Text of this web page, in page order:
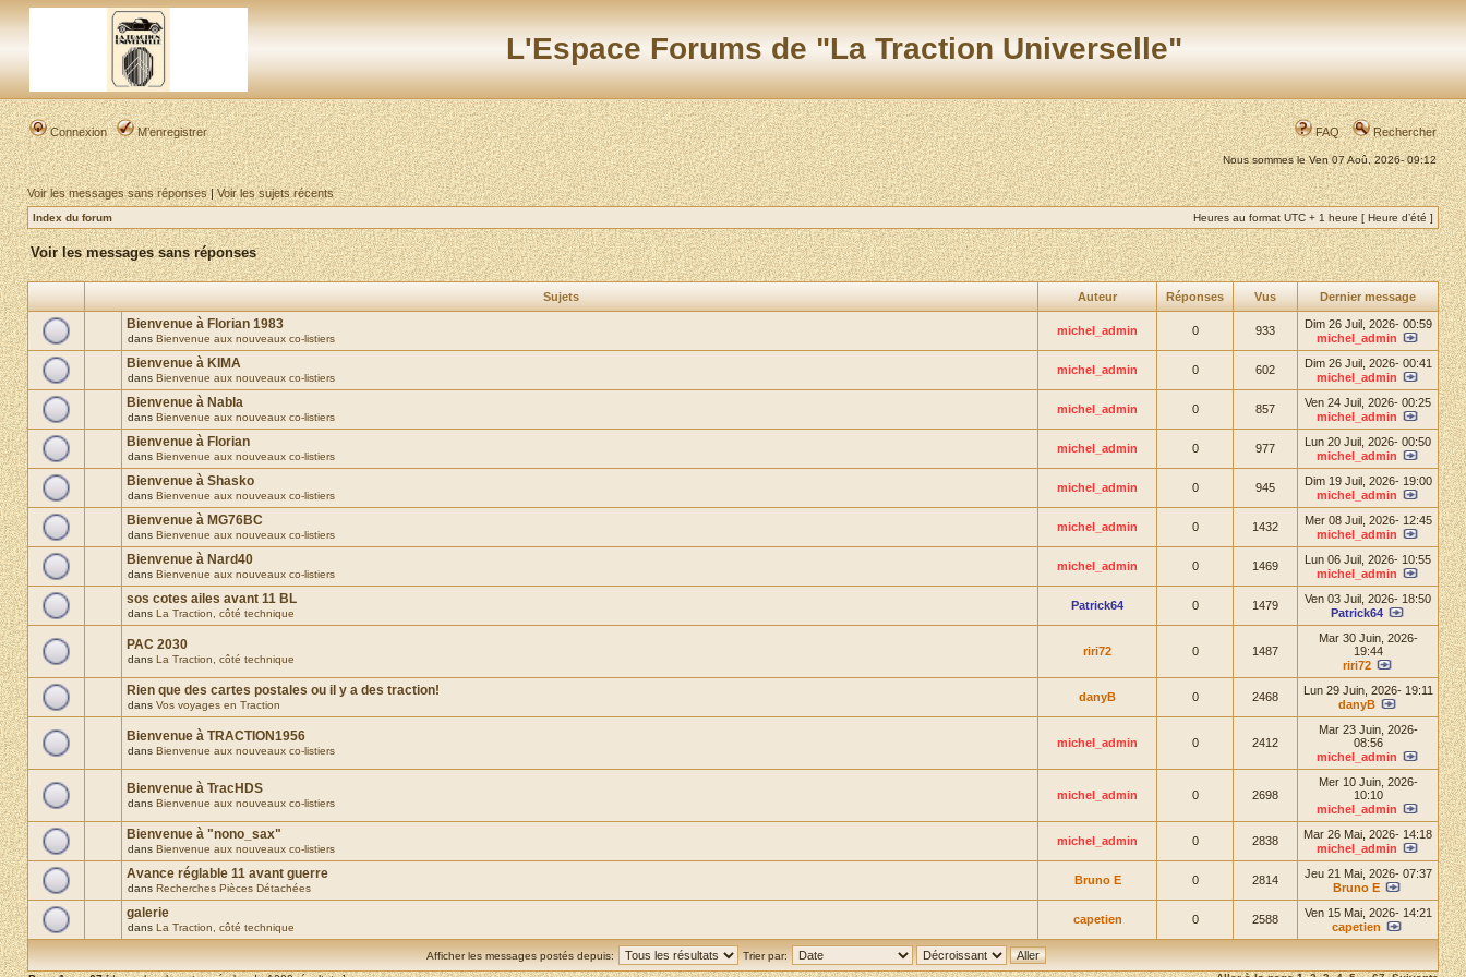
L'Espace Forums de "La Traction Universelle"
Connexion M’enregistrer FAQ Rechercher
Nous sommes le Ven 07 Aoû, 2026- 09:12
Voir les messages sans réponses|Voir les sujets récents
Index du forum Heures au format UTC + 1 heure [ Heure d’été ]
Voir les messages sans réponses
Sujets Auteur Réponses Vus Dernier message
Bienvenue à Florian 1983
dans Bienvenue aux nouveaux co-listiers
michel_admin 0 933
Dim 26 Juil, 2026- 00:59
michel_admin
Bienvenue à KIMA
dans Bienvenue aux nouveaux co-listiers
michel_admin 0 602
Dim 26 Juil, 2026- 00:41
michel_admin
Bienvenue à Nabla
dans Bienvenue aux nouveaux co-listiers
michel_admin 0 857
Ven 24 Juil, 2026- 00:25
michel_admin
Bienvenue à Florian
dans Bienvenue aux nouveaux co-listiers
michel_admin 0 977
Lun 20 Juil, 2026- 00:50
michel_admin
Bienvenue à Shasko
dans Bienvenue aux nouveaux co-listiers
michel_admin 0 945
Dim 19 Juil, 2026- 19:00
michel_admin
Bienvenue à MG76BC
dans Bienvenue aux nouveaux co-listiers
michel_admin 0 1432
Mer 08 Juil, 2026- 12:45
michel_admin
Bienvenue à Nard40
dans Bienvenue aux nouveaux co-listiers
michel_admin 0 1469
Lun 06 Juil, 2026- 10:55
michel_admin
sos cotes ailes avant 11 BL
dans La Traction, côté technique
Patrick64 0 1479
Ven 03 Juil, 2026- 18:50
Patrick64
PAC 2030
dans La Traction, côté technique
riri72 0 1487
Mar 30 Juin, 2026-
19:44
riri72
Rien que des cartes postales ou il y a des traction!
dans Vos voyages en Traction
danyB 0 2468
Lun 29 Juin, 2026- 19:11
danyB
Bienvenue à TRACTION1956
dans Bienvenue aux nouveaux co-listiers
michel_admin 0 2412
Mar 23 Juin, 2026-
08:56
michel_admin
Bienvenue à TracHDS
dans Bienvenue aux nouveaux co-listiers
michel_admin 0 2698
Mer 10 Juin, 2026-
10:10
michel_admin
Bienvenue à "nono_sax"
dans Bienvenue aux nouveaux co-listiers
michel_admin 0 2838
Mar 26 Mai, 2026- 14:18
michel_admin
Avance réglable 11 avant guerre
dans Recherches Pièces Détachées
Bruno E 0 2814
Jeu 21 Mai, 2026- 07:37
Bruno E
galerie
dans La Traction, côté technique
capetien 0 2588
Ven 15 Mai, 2026- 14:21
capetien
Afficher les messages postés depuis:
Trier par: